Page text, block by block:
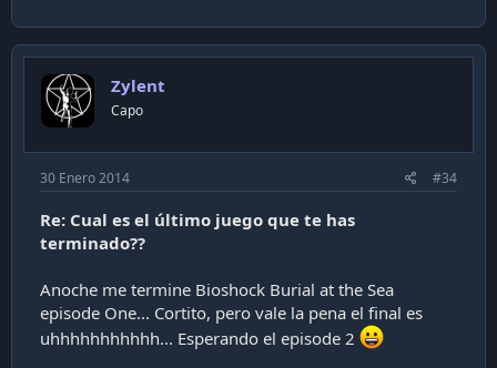
Zylent
Capo
30 Enero 2014 #34
Re: Cual es el último juego que te has
terminado??
Anoche me termine Bioshock Burial at the Sea
episode One... Cortito, pero vale la pena el final es
uhhhhhhhhhhh... Esperando el episode 2